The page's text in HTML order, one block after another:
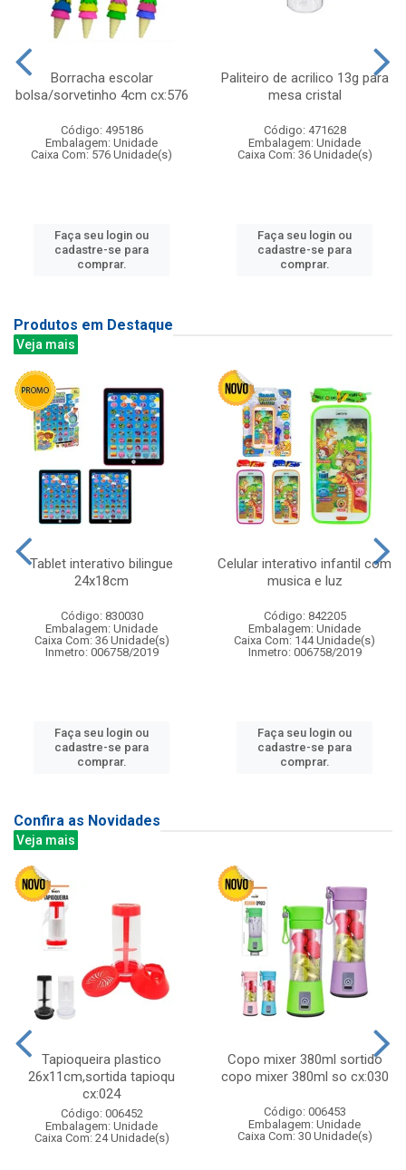
Borracha escolar
bolsa/sorvetinho 4cm cx:576
Código: 495186
Embalagem: Unidade
Caixa Com: 576 Unidade(s)
Faça seu login ou
cadastre-se para
comprar.
Paliteiro de acrilico 13g para
mesa cristal
Código: 471628
Embalagem: Unidade
Caixa Com: 36 Unidade(s)
Faça seu login ou
cadastre-se para
comprar.
Produtos em Destaque
Veja mais
Tablet interativo bilingue
24x18cm
Código: 830030
Embalagem: Unidade
Caixa Com: 36 Unidade(s)
Inmetro: 006758/2019
Faça seu login ou
cadastre-se para
comprar.
Celular interativo infantil com
musica e luz
Código: 842205
Embalagem: Unidade
Caixa Com: 144 Unidade(s)
Inmetro: 006758/2019
Faça seu login ou
cadastre-se para
comprar.
Confira as Novidades
Veja mais
Tapioqueira plastico
26x11cm,sortida tapioqu
cx:024
Código: 006452
Embalagem: Unidade
Caixa Com: 24 Unidade(s)
Copo mixer 380ml sortido
copo mixer 380ml so cx:030
Código: 006453
Embalagem: Unidade
Caixa Com: 30 Unidade(s)